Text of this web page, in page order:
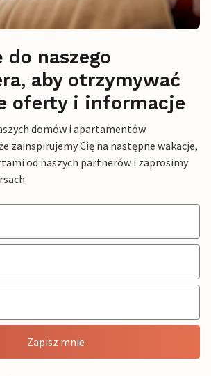
do naszego
aby otrzymywać
oferty i informacje
domów i apartamentów
zainspirujemy Cię na następne wakacje,
od naszych partnerów i zaprosimy
Zapisz mnie